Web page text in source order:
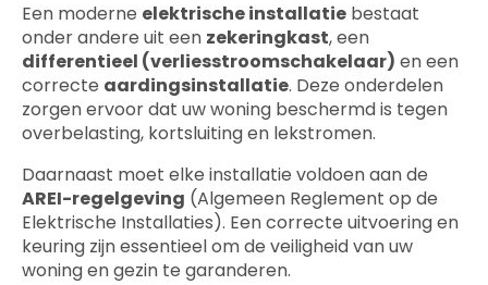
Een moderne elektrische installatie bestaat
onder andere uit een zekeringkast, een
differentieel (verliesstroomschakelaar) en een
correcte aardingsinstallatie. Deze onderdelen
zorgen ervoor dat uw woning beschermd is tegen
overbelasting, kortsluiting en lekstromen.
Daarnaast moet elke installatie voldoen aan de
AREI-regelgeving (Algemeen Reglement op de
Elektrische Installaties). Een correcte uitvoering en
keuring zijn essentieel om de veiligheid van uw
woning en gezin te garanderen.